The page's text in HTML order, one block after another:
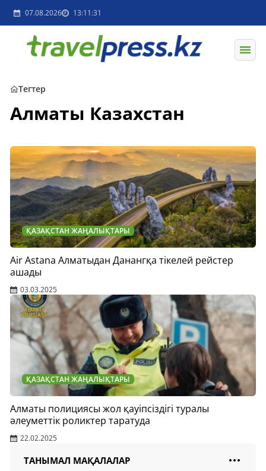
07.08.2026 13:11:31
Тегтер
Алматы Казахстан
ҚАЗАҚСТАН ЖАҢАЛЫҚТАРЫ
Air Astana Алматыдан Данангқа тікелей рейстер
ашады
03.03.2025
ҚАЗАҚСТАН ЖАҢАЛЫҚТАРЫ
Алматы полициясы жол қауіпсіздігі туралы
әлеуметтік роликтер таратуда
22.02.2025
ТАНЫМАЛ МАҚАЛАЛАР